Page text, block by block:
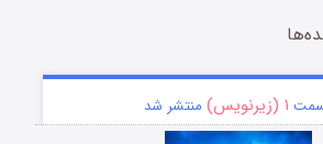
۱ (زیرنویس) منتشر شد